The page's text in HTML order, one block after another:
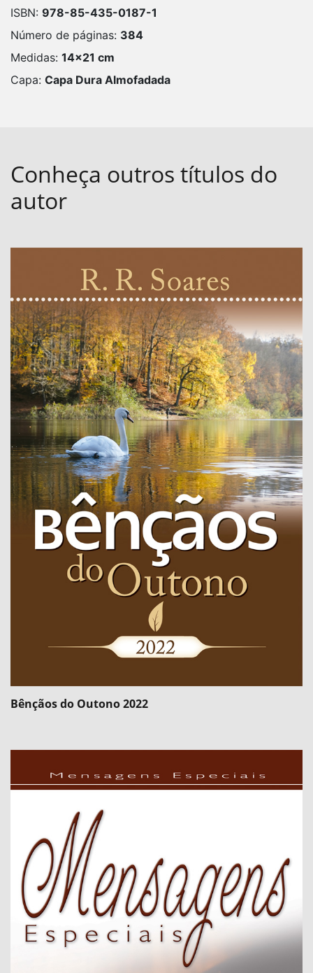
ISBN: 978-85-435-0187-1
Número de páginas: 384
Medidas: 14x21 cm
Capa: Capa Dura Almofadada
Conheça outros títulos do
autor
Bênçãos do Outono 2022